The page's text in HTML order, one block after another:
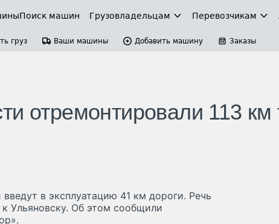
Поиск машин Грузовладельцам Перевозчикам
груз Ваши машины Добавить машину Заказы
отремонтировали 113 км
в эксплуатацию 41 км дороги. Речь
Ульяновску. Об этом сообщили